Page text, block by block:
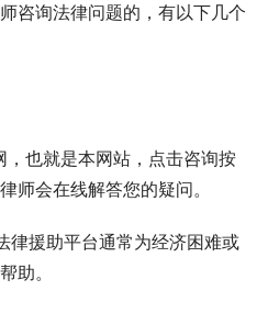
咨询法律问题的，有以下几个
，也就是本网站，点击咨询按
师会在线解答您的疑问。
律援助平台通常为经济困难或
助。